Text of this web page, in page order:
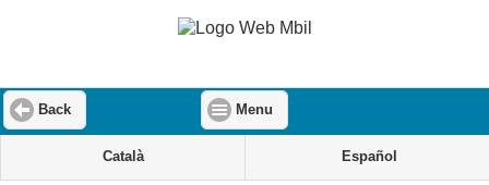
Back Menu
Català Español